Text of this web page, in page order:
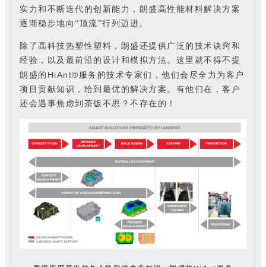
实力和不断迭代的创新能力，朗盛高性能材料解决方案
逐渐稳步地向“顶流”行列迈进。
除了高科技热塑性塑料，朗盛还提供广泛的技术诀窍和
经验，以及最前沿的设计和模拟方法。这里就不得不提
朗盛的 HiAnt® 服务的技术专家们，他们会尽全力为客户
项目贡献知识，给到最优的解决方案。有他们在，客户
还会遇事焦虑到茶饭不思？不存在的！